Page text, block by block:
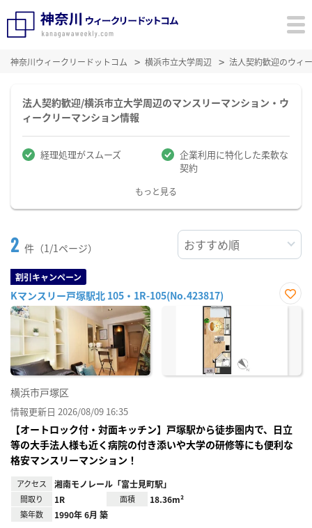
神奈川ウィークリードットコム 横浜市立大学周辺 法人契約歓迎のウィ
法人契約歓迎/横浜市立大学周辺のマンスリーマンション・ウ
ィークリーマンション情報
経理処理がスムーズ
企業利用に特化した柔軟な
契約
もっと見る
2 件（1/1ページ）
割引キャンペーン
Kマンスリー戸塚駅北 105・1R-105(No.423817)
お気
横浜市戸塚区
情報更新日 2026/08/09 16:35
【オートロック付・対面キッチン】戸塚駅から徒歩圏内で、日立
等の大手法人様も近く病院の付き添いや大学の研修等にも便利な
格安マンスリーマンション！
アクセス 湘南モノレール「富士見町駅」
間取り 1R 面積 18.36m²
築年数 1990年 6月 築